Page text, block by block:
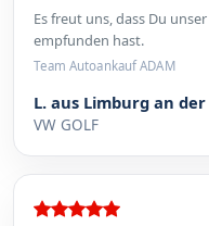
Es freut uns, dass Du
empfunden hast.
Team Autoankauf ADAM
L. aus Limburg an
VW GOLF